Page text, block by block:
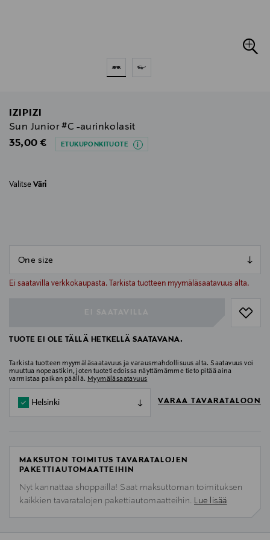
IZIPIZI
Sun Junior #C -aurinkolasit
Original Price
35,00 € ETUKUPONKITUOTE
Valitse Väri
Ei saatavilla verkkokaupasta. Tarkista tuotteen myymäläsaatavuus alta.
null
TUOTE EI OLE TÄLLÄ HETKELLÄ SAATAVANA.
Tarkista tuotteen myymäläsaatavuus ja varausmahdollisuus alta. Saatavuus voi
muuttua nopeastikin, joten tuotetiedoissa näyttämämme tieto pitää aina
varmistaa paikan päällä. Myymäläsaatavuus
Helsinki VARAA TAVARATALOON
MAKSUTON TOIMITUS TAVARATALOJEN
PAKETTIAUTOMAATTEIHIN
Nyt kannattaa shoppailla! Saat maksuttoman toimituksen
kaikkien tavaratalojen pakettiautomaatteihin. Lue lisää